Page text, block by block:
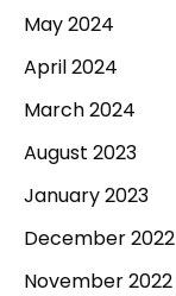
May 2024
April 2024
March 2024
August 2023
January 2023
December 2022
November 2022